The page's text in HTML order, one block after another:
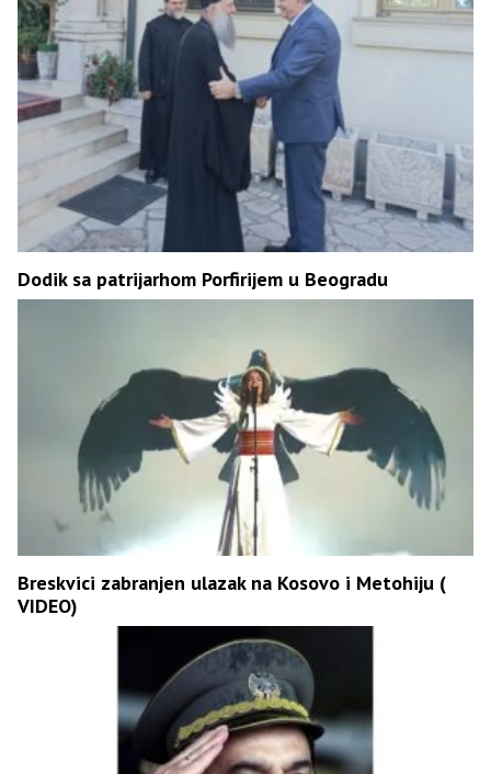
Dodik sa patrijarhom Porfirijem u Beogradu
Breskvici zabranjen ulazak na Kosovo i Metohiju (
VIDEO)